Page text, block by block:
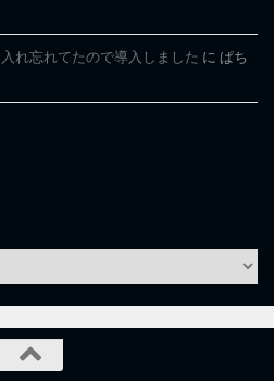
れ忘れてたので導入しました に ぱち